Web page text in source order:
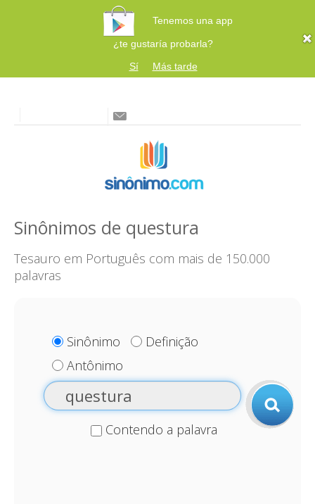
Tenemos una app
¿te gustaría probarla?
Sí
Más tarde
Sinônimos de questura
Tesauro em Português com mais de 150.000
palavras
Sinônimo
Definição
Antônimo
Contendo a palavra